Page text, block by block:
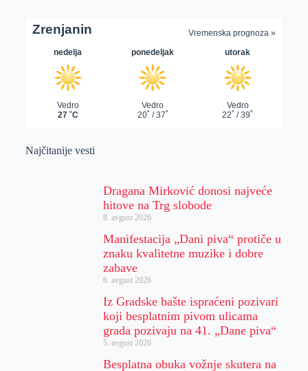
Najčitanije vesti
Dragana Mirković donosi najveće
hitove na Trg slobode
8. avgust 2026.
Manifestacija „Dani piva“ protiče u
znaku kvalitetne muzike i dobre
zabave
6. avgust 2026.
Iz Gradske bašte ispraćeni pozivari
koji besplatnim pivom ulicama
grada pozivaju na 41. „Dane piva“
5. avgust 2026.
Besplatna obuka vožnje skutera na